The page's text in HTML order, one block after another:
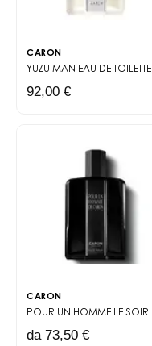
CARON
YUZU MAN EAU DE TOILETTE
92,00 €
CARON
POUR UN HOMME LE SOIR
da 73,50 €